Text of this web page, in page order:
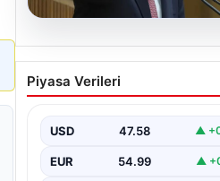
Kılıçdaroğlu: Hesap
sormaktan da
Piyasa Verileri
USD 47.58 ▲
EUR 54.99 ▲